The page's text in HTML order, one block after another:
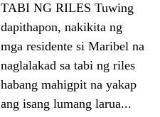
TABI NG RILES Tuwing
dapithapon, nakikita ng
mga residente si Maribel na
naglalakad sa tabi ng riles
habang mahigpit na yakap
ang isang lumang larua...